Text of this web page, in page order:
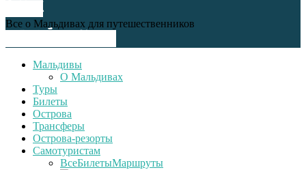
Все о Мальдивах для путешественников
Мальдивы
О Мальдивах
Туры
Билеты
Острова
Трансферы
Острова-резорты
Самотуристам
ВсеБилетыМаршруты